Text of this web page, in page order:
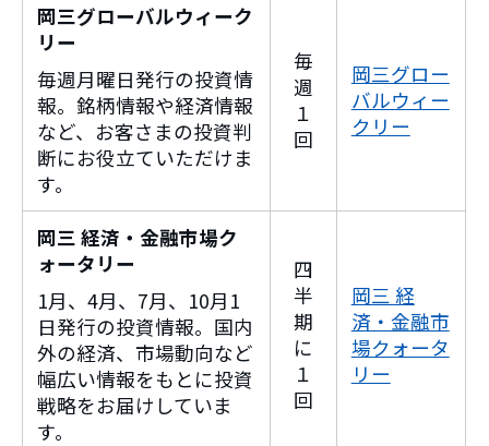
岡三グローバルウィーク
リー
毎週月曜日発行の投資情
報。銘柄情報や経済情報
など、お客さまの投資判
断にお役立ていただけま
す。
毎
週
１
回
岡三グロー
バルウィー
クリー
岡三 経済・金融市場ク
ォータリー
1月、4月、7月、10月1
日発行の投資情報。国内
外の経済、市場動向など
幅広い情報をもとに投資
戦略をお届けしていま
す。
四
半
期
に
１
回
岡三 経
済・金融市
場クォータ
リー